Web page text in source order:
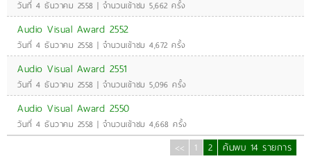
วันที่ 4 ธันวาคม 2558 | จำนวนเข้าชม 5,662 ครั้ง
Audio Visual Award 2552
วันที่ 4 ธันวาคม 2558 | จำนวนเข้าชม 4,672 ครั้ง
Audio Visual Award 2551
วันที่ 4 ธันวาคม 2558 | จำนวนเข้าชม 5,096 ครั้ง
Audio Visual Award 2550
วันที่ 4 ธันวาคม 2558 | จำนวนเข้าชม 4,668 ครั้ง
<< 1 2 ค้นพบ 14 รายการ